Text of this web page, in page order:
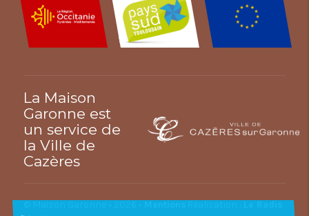
La Maison
Garonne est
un service de
la Ville de
Cazères